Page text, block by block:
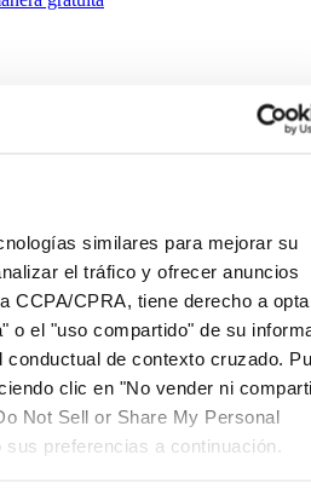
similares para mejorar su
el tráfico y ofrecer anuncios
CCPA/CPRA, tiene derecho a
o el "uso compartido" de su
conductual de contexto cruzado.
clic en "No vender ni
Not Sell or Share My Personal
sus preferencias a continuación.
exclusiva